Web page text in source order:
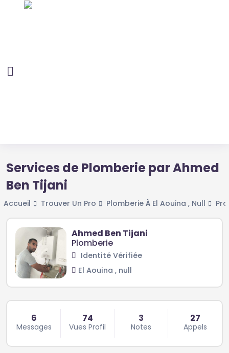
Services de Plomberie par Ahmed
Ben Tijani
Accueil Trouver Un Pro Plomberie À El Aouina , Null
Ahmed Ben Tijani
Plomberie
Identité Vérifiée
El Aouina , null
6
Messages
74
Vues Profil
3
Notes
27
Appels